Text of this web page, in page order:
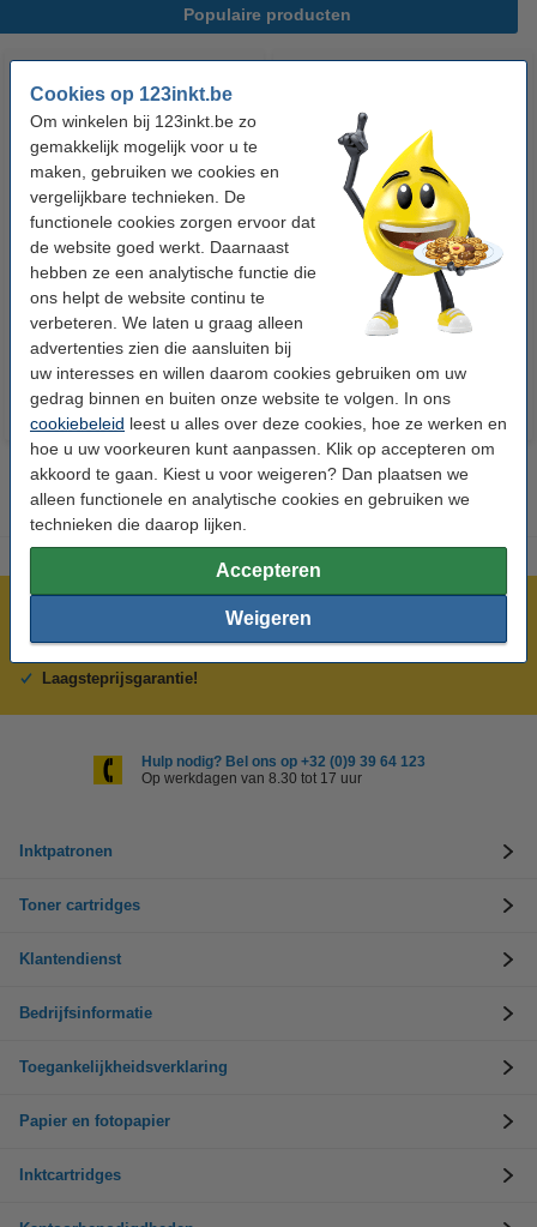
Cookies op 123inkt.be
Om winkelen bij 123inkt.be zo
gemakkelijk mogelijk voor u te
maken, gebruiken we cookies en
vergelijkbare technieken. De
functionele cookies zorgen ervoor dat
de website goed werkt. Daarnaast
hebben ze een analytische functie die
ons helpt de website continu te
verbeteren. We laten u graag alleen
advertenties zien die aansluiten bij
uw interesses en willen daarom cookies gebruiken om uw
gedrag binnen en buiten onze website te volgen. In ons
cookiebeleid leest u alles over deze cookies, hoe ze werken en
hoe u uw voorkeuren kunt aanpassen. Klik op accepteren om
akkoord te gaan. Kiest u voor weigeren? Dan plaatsen we
alleen functionele en analytische cookies en gebruiken we
technieken die daarop lijken.
Accepteren
Weigeren
Populaire producten
123accu Xtreme Power MN1500
Penlite AA batterij 24 stuks
€ 14,95 Incl. 21% btw
123inkt kopieerpapier 1 pak van
500 vellen A4 - 80 g/m²
€ 7,25 Incl. 21% btw
Meer dan 5 miljoen klanten!
Voor 22.00 uur besteld, morgen in huis!
Laagsteprijsgarantie!
Hulp nodig? Bel ons op +32 (0)9 39 64 123
Op werkdagen van 8.30 tot 17 uur
Inktpatronen
Toner cartridges
Klantendienst
Bedrijfsinformatie
Toegankelijkheidsverklaring
Papier en fotopapier
Inktcartridges